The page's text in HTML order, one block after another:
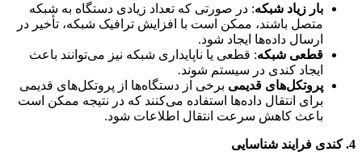
بار زیاد شبکه: در صورتی که تعداد زیادی دستگاه به شبکه
متصل باشند، ممکن است با افزایش ترافیک شبکه، تأخیر در
ارسال داده‌ها ایجاد شود.
قطعی شبکه: قطعی یا ناپایداری شبکه نیز می‌توانند باعث
ایجاد کندی در سیستم شوند.
پروتکل‌های قدیمی برخی از دستگاه‌ها از پروتکل‌های قدیمی
برای انتقال داده‌ها استفاده می‌کنند که در نتیجه ممکن است
باعث کاهش سرعت انتقال اطلاعات شود.
4. کندی فرایند شناسایی